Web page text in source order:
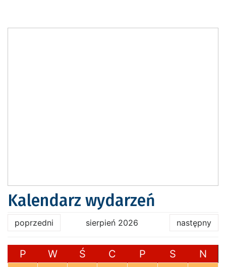
Kalendarz wydarzeń
poprzedni sierpień 2026 następny
P W Ś C P S N